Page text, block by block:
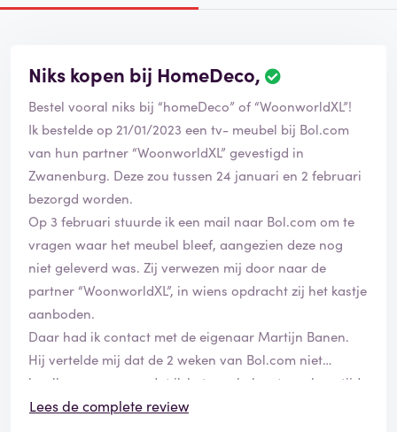
Niks kopen bij HomeDeco,
Bestel vooral niks bij “homeDeco” of “WoonworldXL”!
Ik bestelde op 21/01/2023 een tv- meubel bij Bol.com
van hun partner “WoonworldXL” gevestigd in
Zwanenburg. Deze zou tussen 24 januari en 2 februari
bezorgd worden.
Op 3 februari stuurde ik een mail naar Bol.com om te
vragen waar het meubel bleef, aangezien deze nog
niet geleverd was. Zij verwezen mij door naar de
partner “WoonworldXL”, in wiens opdracht zij het kastje
aanboden.
Daar had ik contact met de eigenaar Martijn Banen.
Hij vertelde mij dat de 2 weken van Bol.com niet
haalbaar waren en dat ik het meubel met een levertijd
van 4 weken direct bij hem kon bestellen, niet bij
Lees de complete review